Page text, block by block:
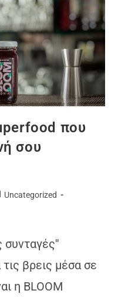
που
σου
Uncategorized
συνταγές''
βρεις μέσα σε
η BLOOM